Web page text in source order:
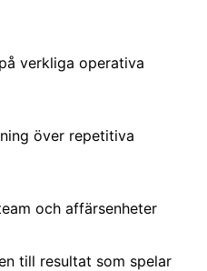
verkliga operativa
över repetitiva
och affärsenheter
till resultat som spelar